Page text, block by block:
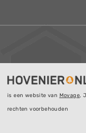
is een website van Movage,
rechten voorbehouden